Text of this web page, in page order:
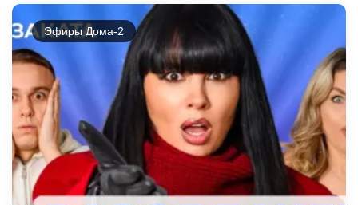
Эфиры Дома-2